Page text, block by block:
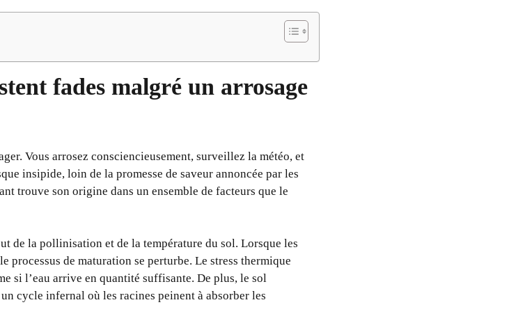
fades malgré un arrosage
Vous arrosez consciencieusement, surveillez la météo, et
insipide, loin de la promesse de saveur annoncée par les
trouve son origine dans un ensemble de facteurs que le
de la pollinisation et de la température du sol. Lorsque les
processus de maturation se perturbe. Le stress thermique
si l’eau arrive en quantité suffisante. De plus, le sol
cycle infernal où les racines peinent à absorber les